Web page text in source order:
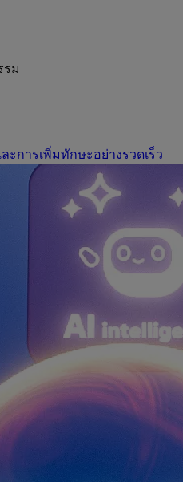
รม
ะการเพิ่มทักษะอย่างรวดเร็ว